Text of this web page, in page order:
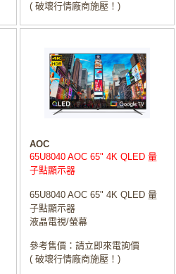
( 破壞行情廠商施壓！)
AOC
65U8040 AOC 65" 4K QLED 量
子點顯示器
65U8040 AOC 65" 4K QLED 量
子點顯示器
液晶電視/螢幕
參考售價：請立即來電詢價
( 破壞行情廠商施壓！)